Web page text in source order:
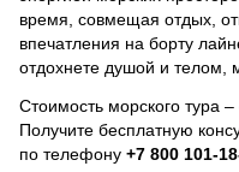
время, совмещая отдых,
впечатления на борту
отдохнете душой и телом,
Стоимость морского тура –
Получите бесплатную
по телефону +7 800 101-